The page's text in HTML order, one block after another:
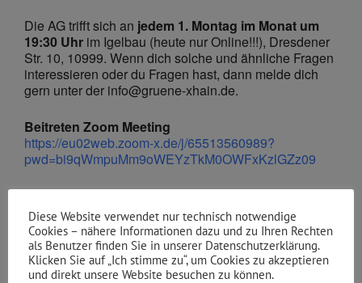
Die AG trifft sich an jedem 1. Montag im Monat um
19:30 Uhr im Igelbau (heute nur Online!!!), Dresdener
Str. 10, 10999. Wenn dich solche und ähnliche Fragen
interessieren oder du Fragen hast, dann melde dich
gern unter der info@gruene-xhain.de.
Beitreten Zoom Meeting
https://eu02web.zoom-x.de/j/65513560989?
pwd=bi9qWmpuMm9oWEYzTkM0OWFxKzlGZz09
Meeting-ID: 655 1356 0989
Kenncode: 584899
Vongruene xhain | 05.01.2026
Diese Website verwendet nur technisch notwendige
Cookies – nähere Informationen dazu und zu Ihren Rechten
als Benutzer finden Sie in unserer Datenschutzerklärung.
Klicken Sie auf „Ich stimme zu“, um Cookies zu akzeptieren
und direkt unsere Website besuchen zu können.